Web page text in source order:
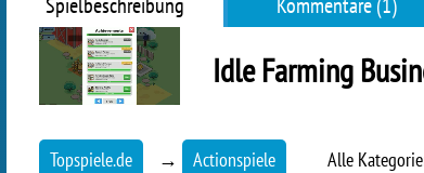
Idle Farming
Topspiele.de → Actionspiele Alle